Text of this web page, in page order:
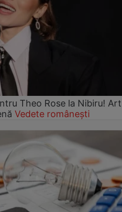
Theo Rose la Nibiru!
Vedete românești